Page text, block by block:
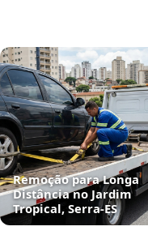
Remoção para Longa
Distância no Jardim
Tropical, Serra‑ES